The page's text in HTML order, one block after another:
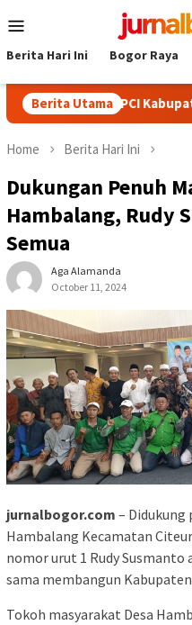
to
Menu
Berita Hari Ini Bogor Raya
Berita Utama
NPCI Kabupaten
Home Berita Hari Ini
Dukungan Penuh
Hambalang, Rudy
Semua
Aga Alamanda
October 11, 2024
jurnalbogor.com – Didukung
Hambalang Kecamatan
nomor urut 1 Rudy Susmanto
sama membangun
Tokoh masyarakat Desa